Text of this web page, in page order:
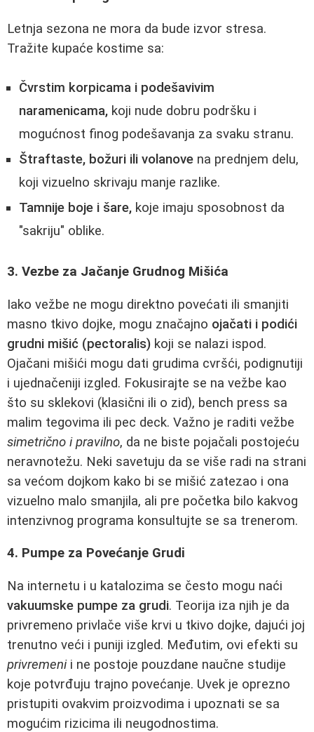
Letnja sezona ne mora da bude izvor stresa.
Tražite kupaće kostime sa:
Čvrstim korpicama i podešavivim
naramenicama, koji nude dobru podršku i
mogućnost finog podešavanja za svaku stranu.
Štraftaste, božuri ili volanove na prednjem delu,
koji vizuelno skrivaju manje razlike.
Tamnije boje i šare, koje imaju sposobnost da
"sakriju" oblike.
3. Vezbe za Jačanje Grudnog Mišića
Iako vežbe ne mogu direktno povećati ili smanjiti
masno tkivo dojke, mogu značajno ojačati i podići
grudni mišić (pectoralis) koji se nalazi ispod.
Ojačani mišići mogu dati grudima cvršći, podignutiji
i ujednačeniji izgled. Fokusirajte se na vežbe kao
što su sklekovi (klasični ili o zid), bench press sa
malim tegovima ili pec deck. Važno je raditi vežbe
simetrično i pravilno, da ne biste pojačali postojeću
neravnotežu. Neki savetuju da se više radi na strani
sa većom dojkom kako bi se mišić zatezao i ona
vizuelno malo smanjila, ali pre početka bilo kakvog
intenzivnog programa konsultujte se sa trenerom.
4. Pumpe za Povećanje Grudi
Na internetu i u katalozima se često mogu naći
vakuumske pumpe za grudi. Teorija iza njih je da
privremeno privlače više krvi u tkivo dojke, dajući joj
trenutno veći i puniji izgled. Međutim, ovi efekti su
privremenii ne postoje pouzdane naučne studije
koje potvrđuju trajno povećanje. Uvek je oprezno
pristupiti ovakvim proizvodima i upoznati se sa
mogućim rizicima ili neugodnostima.